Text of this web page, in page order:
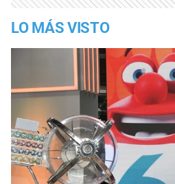
LO MÁS VISTO